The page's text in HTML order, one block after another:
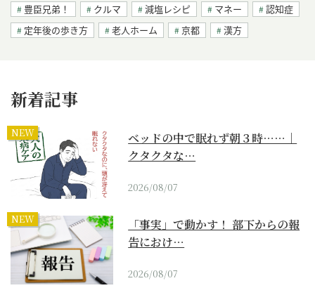
豊臣兄弟！ クルマ 減塩レシピ マネー
認知症
定年後の歩き方
老人ホーム 京都 漢方
新着記事
NEW
ベッドの中で眠れず朝３時……｜
クタクタな…
2026/08/07
NEW
「事実」で動かす！ 部下からの報
告におけ…
2026/08/07